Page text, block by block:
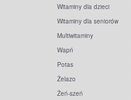
Witaminy dla dzieci
Witaminy dla seniorów
Multiwitaminy
Wapń
Potas
Żelazo
Żeń-szeń